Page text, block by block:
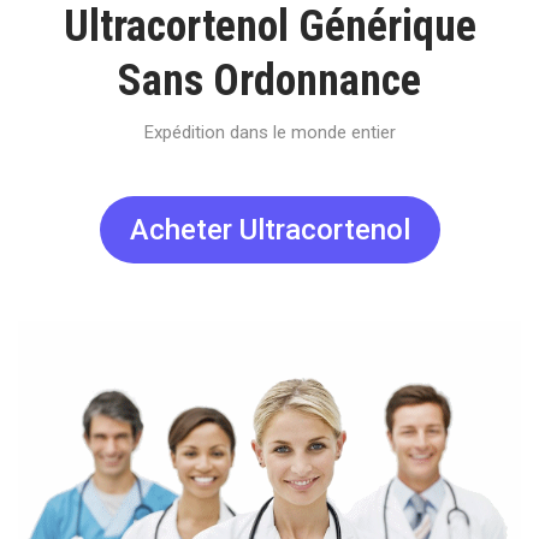
Ultracortenol Générique
Sans Ordonnance
Expédition dans le monde entier
Acheter Ultracortenol